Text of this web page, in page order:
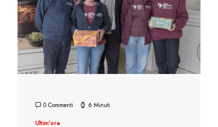
0 Commenti 6 Minuti
Ultim'ora